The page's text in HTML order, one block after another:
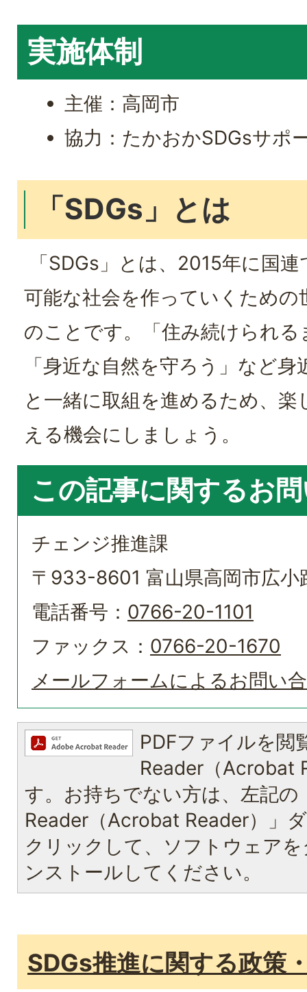
実施体制
主催：高岡市
協力：たかおかSDGsサポ
「SDGs」とは
「SDGs」とは、2015年に国
可能な社会を作っていくための
のことです。「住み続けられ
「身近な自然を守ろう」など
と一緒に取組を進めるため、
える機会にしましょう。
この記事に関するお
チェンジ推進課
〒933-8601 富山県高岡市広
電話番号： 0766-20-1101
ファックス： 0766-20-1670
メールフォームによるお問い
PDFファイルを閲
Reader（Acrobat
す。お持ちでない方は、左記の
Reader（Acrobat Reader）」
クリックして、ソフトウェア
ンストールしてください。
SDGs推進に関する政策